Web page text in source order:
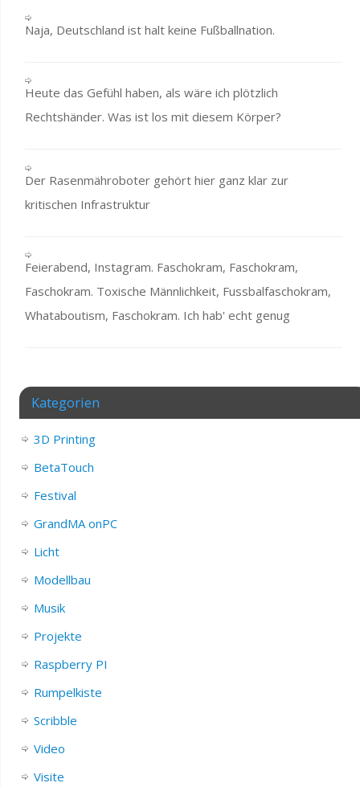
Naja, Deutschland ist halt keine Fußballnation.
Heute das Gefühl haben, als wäre ich plötzlich
Rechtshänder. Was ist los mit diesem Körper?
Der Rasenmähroboter gehört hier ganz klar zur
kritischen Infrastruktur
Feierabend, Instagram. Faschokram, Faschokram,
Faschokram. Toxische Männlichkeit, Fussbalfaschokram,
Whataboutism, Faschokram. Ich hab' echt genug
Kategorien
3D Printing
BetaTouch
Festival
GrandMA onPC
Licht
Modellbau
Musik
Projekte
Raspberry PI
Rumpelkiste
Scribble
Video
Visite